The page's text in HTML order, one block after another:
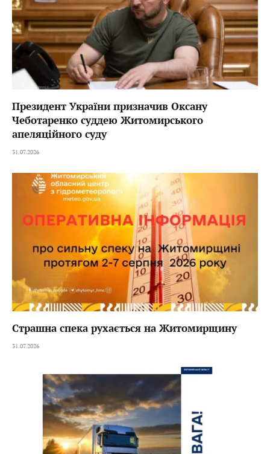
Президент України призначив Оксану
Чеботаренко суддею Житомирського
апеляційного суду
31.07.2026
Страшна спека рухається на Житомирщину
31.07.2026